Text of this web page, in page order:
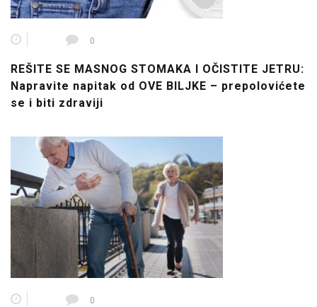
0
REŠITE SE MASNOG STOMAKA I OČISTITE JETRU:
Napravite napitak od OVE BILJKE – prepolovićete
se i biti zdraviji
0